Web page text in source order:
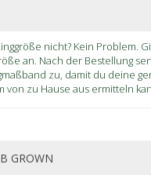
nicht? Kein Problem.
an. Nach der Bestellung
zu, damit du deine
von zu Hause aus ermitteln